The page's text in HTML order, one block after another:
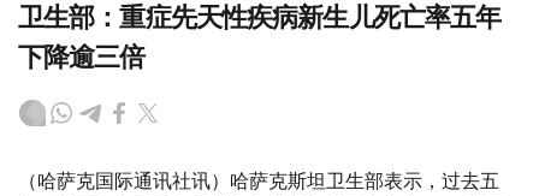
卫生部：重症先天性疾病新生儿死亡率五年
下降逾三倍
（哈萨克国际通讯社讯）哈萨克斯坦卫生部表示，过去五